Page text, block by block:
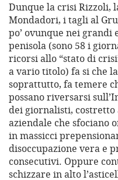
Dunque la crisi
Mondadori, i tagli al
po’ ovunque nei
penisola (sono 58 i
ricorsi allo “stato di
a vario titolo) fa si che
soprattutto, fa temere
possano riversarsi
dei giornalisti,
aziendale che sfociano
in massicci
disoccupazione vera e
consecutivi. Oppure
schizzare in alto